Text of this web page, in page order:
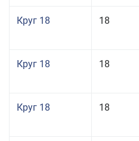
Круг 18 18
Круг 18 18
Круг 18 18